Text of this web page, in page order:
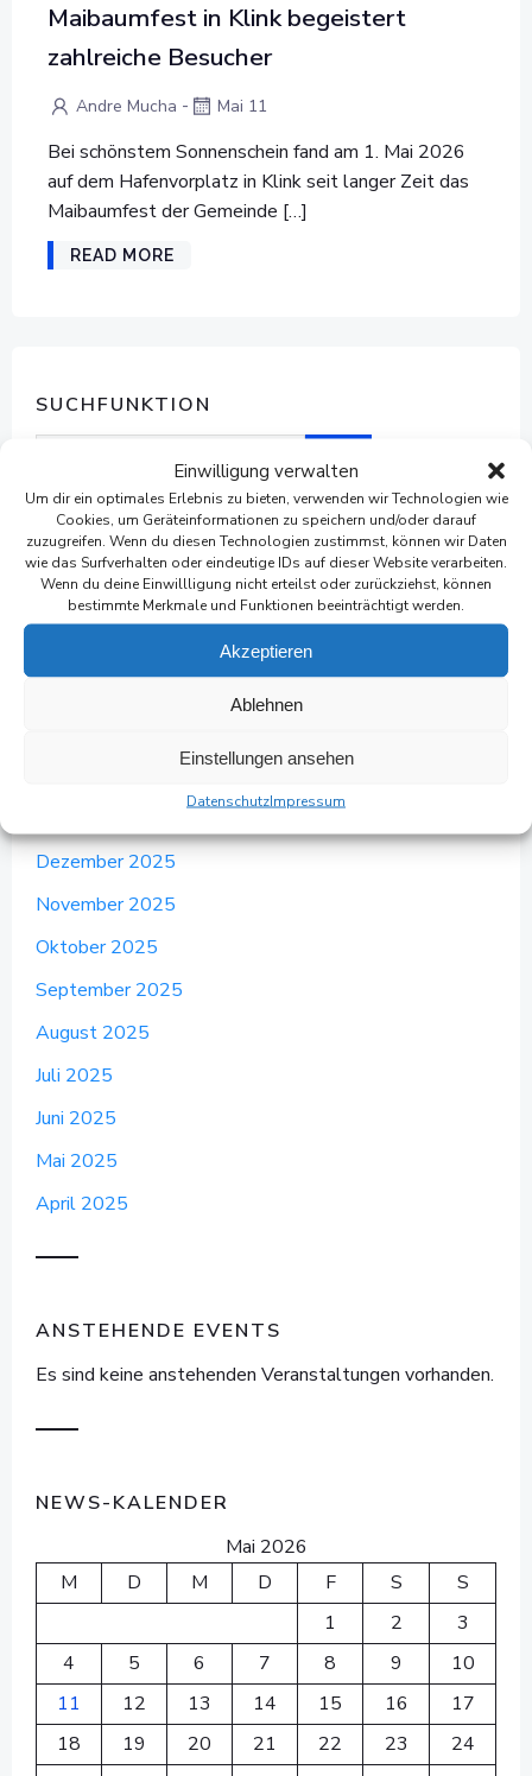
Einwilligung verwalten
Um dir ein optimales Erlebnis zu bieten, verwenden wir Technologien wie
Cookies, um Geräteinformationen zu speichern und/oder darauf
zuzugreifen. Wenn du diesen Technologien zustimmst, können wir Daten
wie das Surfverhalten oder eindeutige IDs auf dieser Website verarbeiten.
Wenn du deine Einwillligung nicht erteilst oder zurückziehst, können
bestimmte Merkmale und Funktionen beeinträchtigt werden.
Akzeptieren
Ablehnen
Einstellungen ansehen
DatenschutzImpressum
Maibaumfest in Klink begeistert
zahlreiche Besucher
Andre Mucha - Mai 11
Bei schönstem Sonnenschein fand am 1. Mai 2026
auf dem Hafenvorplatz in Klink seit langer Zeit das
Maibaumfest der Gemeinde […]
READ MORE
SUCHFUNKTION
Suchen
ARCHIVE
Dezember 2025
November 2025
Oktober 2025
September 2025
August 2025
Juli 2025
Juni 2025
Mai 2025
April 2025
ANSTEHENDE EVENTS
Es sind keine anstehenden Veranstaltungen vorhanden.
NEWS-KALENDER
Mai 2026
M
D M D F S
S
1
2
3
4
5 6 7 8 9
10
11
12 13 14 15 16
17
18
19 20 21 22 23
24